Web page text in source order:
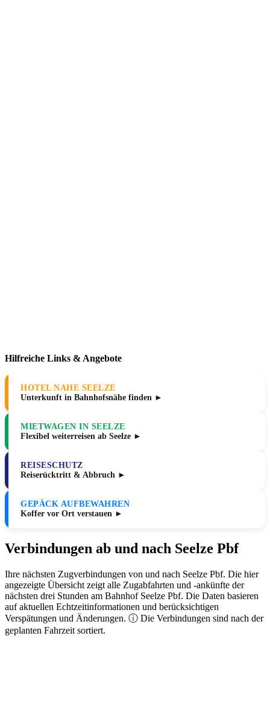
Hilfreiche Links & Angebote
HOTEL NAHE SEELZE
Unterkunft in Bahnhofsnähe finden ►
MIETWAGEN IN SEELZE
Flexibel weiterreisen ab Seelze ►
REISESCHUTZ
Reiserücktritt & Abbruch ►
GEPÄCK AUFBEWAHREN
Koffer vor Ort verstauen ►
Verbindungen ab und nach Seelze Pbf
Ihre nächsten Zugverbindungen von und nach Seelze Pbf. Die hier
angezeigte Übersicht zeigt alle Zugabfahrten und -ankünfte der
nächsten drei Stunden am Bahnhof Seelze Pbf. Die Daten basieren
auf aktuellen Echtzeitinformationen und berücksichtigen
Verspätungen und Änderungen. ⓘ Die Verbindungen sind nach der
geplanten Fahrzeit sortiert.